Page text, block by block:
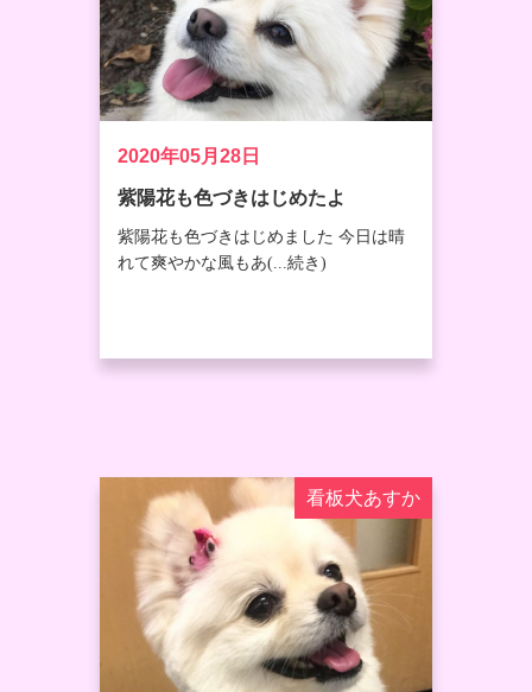
2020年05月28日
紫陽花も色づきはじめたよ
紫陽花も色づきはじめました 今日は晴
れて爽やかな風もあ(...続き)
看板犬あすか